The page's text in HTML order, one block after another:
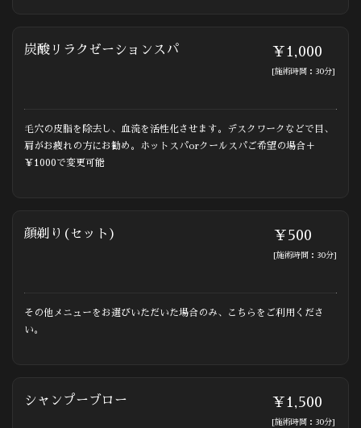
炭酸リラクゼーションスパ ￥1,000
[施術時間：30分]
毛穴の皮脂を除去し、血流を活性化させます。デスクワークなどで目、
肩がお疲れの方にお勧め。ホットスパorクールスパご希望の場合＋
￥1000で変更可能
顔剃り(セット) ￥500
[施術時間：30分]
その他メニューをお選びいただいた場合のみ、こちらをご利用くださ
い。
シャンプーブロー ￥1,500
[施術時間：30分]